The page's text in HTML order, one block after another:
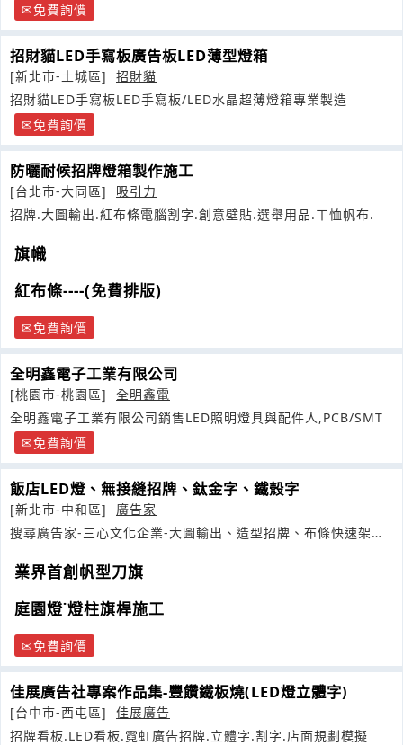
免費詢價
招財貓LED手寫板廣告板LED薄型燈箱
[新北市-土城區]
招財貓
招財貓LED手寫板LED手寫板/LED水晶超薄燈箱專業製造
免費詢價
防曬耐候招牌燈箱製作施工
[台北市-大同區]
吸引力
招牌.大圖輸出.紅布條電腦割字.創意壁貼.選舉用品.ㄒ恤帆布.
旗幟
紅布條----(免費排版)
免費詢價
全明鑫電子工業有限公司
[桃園市-桃園區]
全明鑫電
全明鑫電子工業有限公司銷售LED照明燈具與配件人,PCB/SMT
免費詢價
飯店LED燈、無接縫招牌、鈦金字、鐵殼字
[新北市-中和區]
廣告家
搜尋廣告家-三心文化企業-大圖輸出、造型招牌、布條快速架、
業界首創帆型刀旗
庭園燈˙燈柱旗桿施工
免費詢價
佳展廣告社專案作品集-豐饡鐵板燒(LED燈立體字)
[台中市-西屯區]
佳展廣告
招牌看板.LED看板.霓虹廣告招牌.立體字.割字.店面規劃模擬